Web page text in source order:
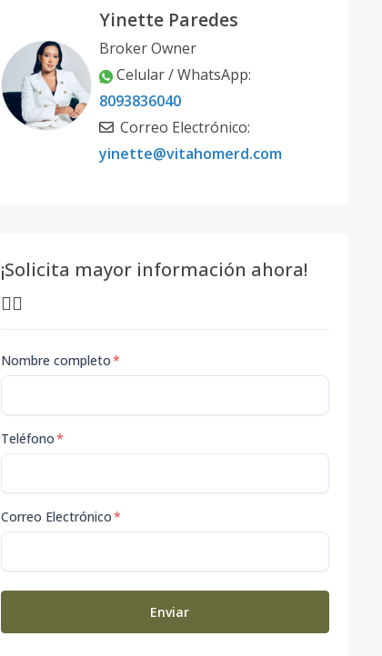
Yinette Paredes
Broker Owner
Celular / WhatsApp:
8093836040
Correo Electrónico:
yinette@vitahomerd.com
¡Solicita mayor información ahora!
👇🏽
Nombre completo*
Teléfono*
Correo Electrónico*
Enviar